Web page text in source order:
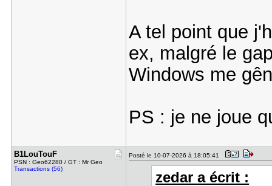
A tel point que
ex, malgré le
Windows me
PS : je ne joue
B1LouTouF
PSN : Geo62280 / GT : Mr Geo
Transactions (56)
Posté le 10-07-2026 à 18:05:41
zedar a écrit :